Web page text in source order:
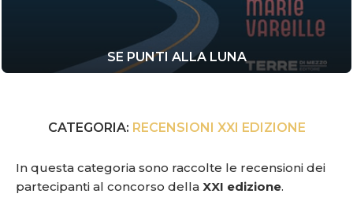
SE PUNTI ALLA LUNA
CATEGORIA: RECENSIONI XXI EDIZIONE
In questa categoria sono raccolte le recensioni dei
partecipanti al concorso della XXI edizione.